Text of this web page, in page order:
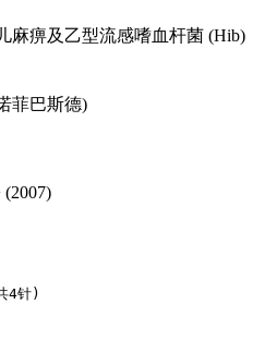
麻痹及乙型流感嗜血杆菌 (Hib)
菲巴斯德)
4针)